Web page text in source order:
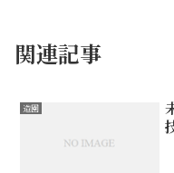
関連記事
造園